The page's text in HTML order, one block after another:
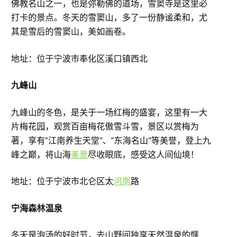
佛教名山之一，也是弥勒佛的道场，雪窦寺是这里必
打卡的景点。冬天的雪窦山，多了一份静谧柔和，尤
其是雪后的雪窦山，美如画卷。
地址：位于宁波市奉化区溪口镇西北
九峰山
九峰山的冬色，是关于一场红梅的盛宴，这里有一大
片梅花园，观赏百亩梅花傲雪斗雪，景区以赏梅为
著，享有“江南养生天堂”、“东海名山”等美誉，登上九
峰之巅，将山海美景尽收眼底，感受这人间仙境！
地址：位于宁波市北仑区太河南路
宁海森林温泉
冬天是泡汤的好时节，去山野间独享天然温泉的惬